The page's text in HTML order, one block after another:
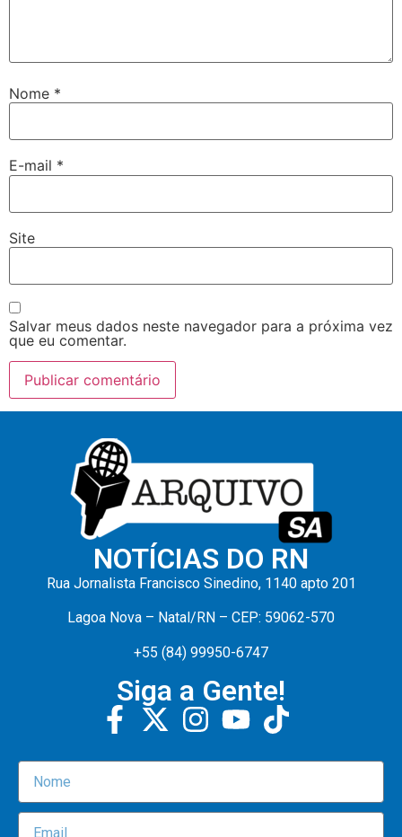
Nome *
E-mail *
Site
Salvar meus dados neste navegador para a próxima vez
que eu comentar.
NOTÍCIAS DO RN
Rua Jornalista Francisco Sinedino, 1140 apto 201
Lagoa Nova – Natal/RN – CEP: 59062-570
+55 (84) 99950-6747
Siga a Gente!